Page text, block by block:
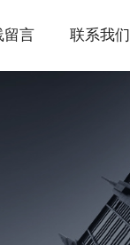
留言 联系我们